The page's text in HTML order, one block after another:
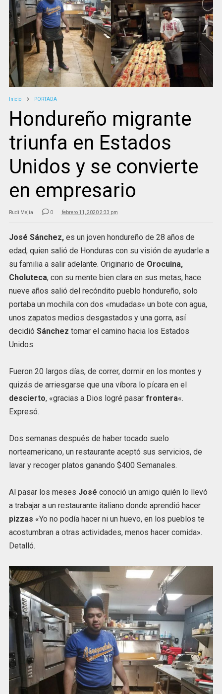
Inicio PORTADA
Hondureño migrante
triunfa en Estados
Unidos y se convierte
en empresario
Rudi Mejía 0 febrero 11, 2020 2:33 pm
José Sánchez,es un joven hondureño de 28 años de
edad, quien salió de Honduras con su visión de ayudarle a
su familia a salir adelante. Originario de Orocuina,
Choluteca, con su mente bien clara en sus metas, hace
nueve años salió del recóndito pueblo hondureño, solo
portaba un mochila con dos «mudadas» un bote con agua,
unos zapatos medios desgastados y una gorra, así
decidió Sánchez tomar el camino hacia los Estados
Unidos.
Fueron 20 largos días, de correr, dormir en los montes y
quizás de arriesgarse que una víbora lo pícara en el
descierto, «gracias a Dios logré pasar frontera«.
Expresó.
Dos semanas después de haber tocado suelo
norteamericano, un restaurante aceptó sus servicios, de
lavar y recoger platos ganando $400 Semanales.
Al pasar los meses José conoció un amigo quién lo llevó
a trabajar a un restaurante italiano donde aprendió hacer
pizzas «Yo no podía hacer ni un huevo, en los pueblos te
acostumbran a otras actividades, menos hacer comida».
Detalló.